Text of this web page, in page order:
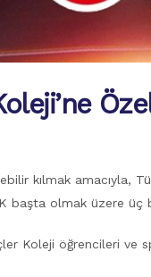
kılmak amacıyla,
başta olmak üzere
Koleji öğrencileri